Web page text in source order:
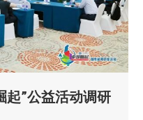
起”公益活动调研